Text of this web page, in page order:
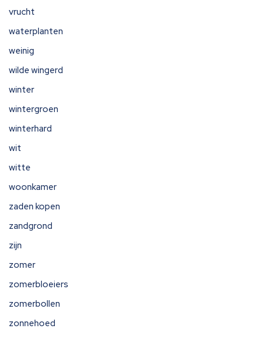
vrucht
waterplanten
weinig
wilde wingerd
winter
wintergroen
winterhard
wit
witte
woonkamer
zaden kopen
zandgrond
zijn
zomer
zomerbloeiers
zomerbollen
zonnehoed